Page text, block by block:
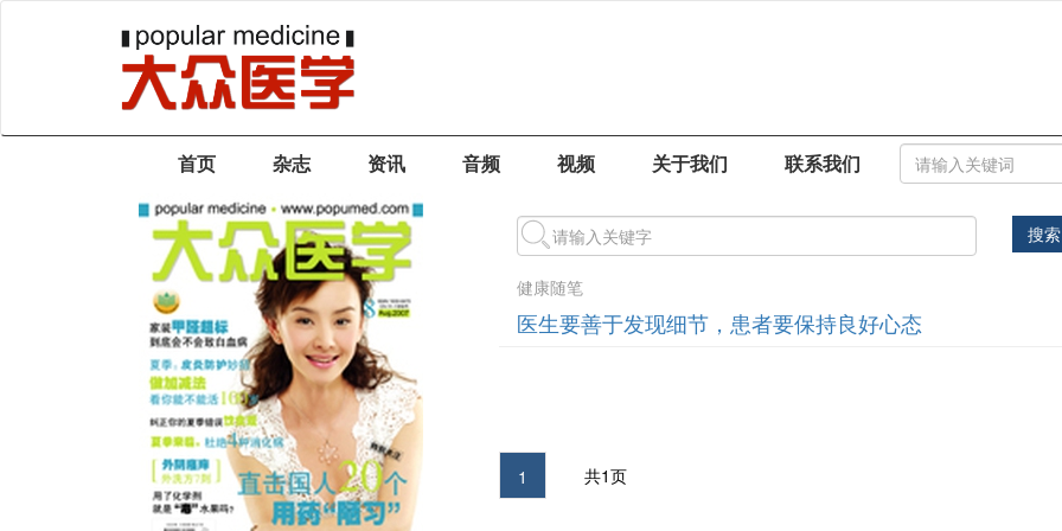
首页 杂志 资讯 音频 视频 关于我们 联系我们
搜索
健康随笔
医生要善于发现细节，患者要保持良好心态
1 共1页